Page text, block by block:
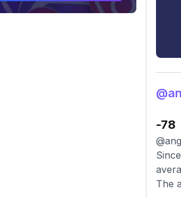
-78
The